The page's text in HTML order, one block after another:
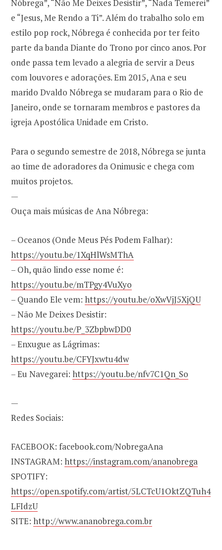
Nóbrega”, “Não Me Deixes Desistir”, “Nada Temerei”
e “Jesus, Me Rendo a Ti”. Além do trabalho solo em
estilo pop rock, Nóbrega é conhecida por ter feito
parte da banda Diante do Trono por cinco anos. Por
onde passa tem levado a alegria de servir a Deus
com louvores e adorações. Em 2015, Ana e seu
marido Dvaldo Nóbrega se mudaram para o Rio de
Janeiro, onde se tornaram membros e pastores da
igreja Apostólica Unidade em Cristo.
Para o segundo semestre de 2018, Nóbrega se junta
ao time de adoradores da Onimusic e chega com
muitos projetos.
—
Ouça mais músicas de Ana Nóbrega:
– Oceanos (Onde Meus Pés Podem Falhar):
https://youtu.be/1XqHlWsMThA
– Oh, quão lindo esse nome é:
https://youtu.be/mTPgy4VuXyo
– Quando Ele vem: https://youtu.be/oXwVjJ5XjQU
– Não Me Deixes Desistir:
https://youtu.be/P_3ZbpbwDD0
– Enxugue as Lágrimas:
https://youtu.be/CFYJxwtu4dw
– Eu Navegarei: https://youtu.be/nfv7C1Qn_So
—
Redes Sociais:
FACEBOOK: facebook.com/NobregaAna
INSTAGRAM: https://instagram.com/ananobrega
SPOTIFY:
https://open.spotify.com/artist/5LCTcU1OktZQTuh4
LFIdzU
SITE: http://www.ananobrega.com.br